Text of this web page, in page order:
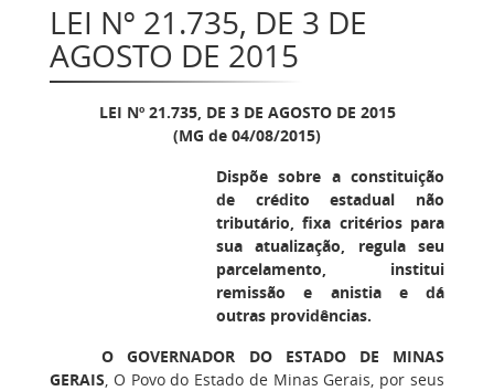
LEI Nº 21.735, DE 3 DE
AGOSTO DE 2015
LEI Nº 21.735, DE 3 DE AGOSTO DE 2015
(MG de 04/08/2015)
Dispõe sobre a constituição
de crédito estadual não
tributário, fixa critérios para
sua atualização, regula seu
parcelamento, institui
remissão e anistia e dá
outras providências.
O GOVERNADOR DO ESTADO DE MINAS
GERAIS, O Povo do Estado de Minas Gerais, por seus